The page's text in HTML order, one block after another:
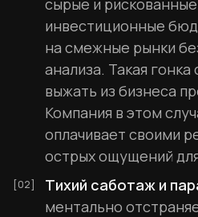
сырые и
инвестиционные
на смежные рынки
анализа. Такая
выжать из бизнеса
Компания в этом
оплачивает своими
острых ощущений
Тихий саботаж и
ментально